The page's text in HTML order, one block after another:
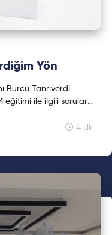
Yön
Burcu Tanrıverdi
eğitimi ile ilgili soruları
4 dk